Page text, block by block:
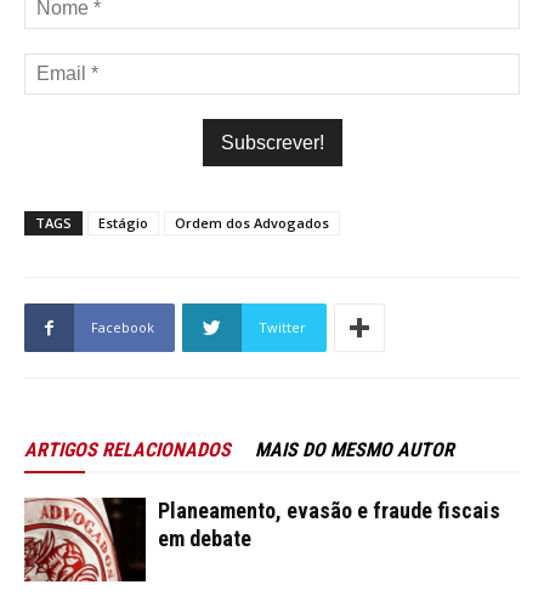
TAGS Estágio Ordem dos Advogados
Facebook Twitter
ARTIGOS RELACIONADOS MAIS DO MESMO AUTOR
Planeamento, evasão e fraude fiscais
em debate